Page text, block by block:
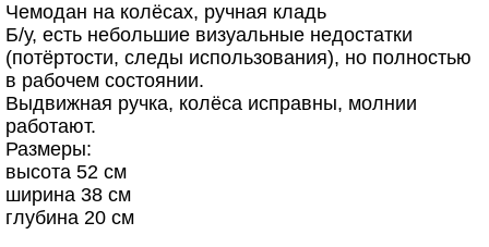
Чемодан на колёсах, ручная кладь
Б/у, есть небольшие визуальные недостатки
(потёртости, следы использования), но полностью
в рабочем состоянии.
Выдвижная ручка, колёса исправны, молнии
работают.
Размеры:
высота 52 см
ширина 38 см
глубина 20 см